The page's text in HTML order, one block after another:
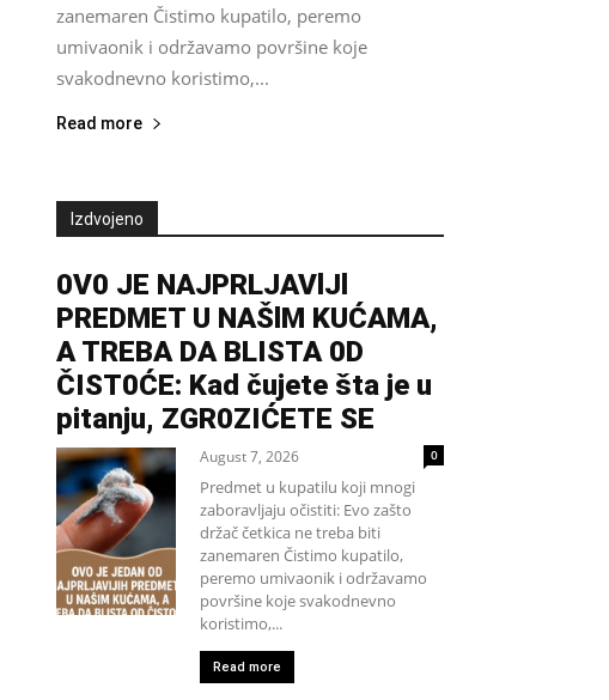
zanemaren Čistimo kupatilo, peremo
umivaonik i održavamo površine koje
svakodnevno koristimo,...
Read more
Izdvojeno
0V0 JE NAJPRLJAVlJl
PREDMET U NAŠlM KUĆAMA,
A TREBA DA BLISTA 0D
ČIST0ĆE: Kad čujete šta je u
pitanju, ZGR0ZIĆETE SE
August 7, 2026 0
Predmet u kupatilu koji mnogi
zaboravljaju očistiti: Evo zašto
držač četkica ne treba biti
zanemaren Čistimo kupatilo,
peremo umivaonik i održavamo
površine koje svakodnevno
koristimo,...
Read more